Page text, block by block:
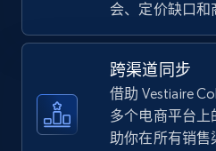
TikTok Shop - discover
URL, Title, Available,
price, Final price, Discount
668+
会、定价缺口和
跨渠道同步
借助 Vestiaire
多个电商平台上
助你在所有销售